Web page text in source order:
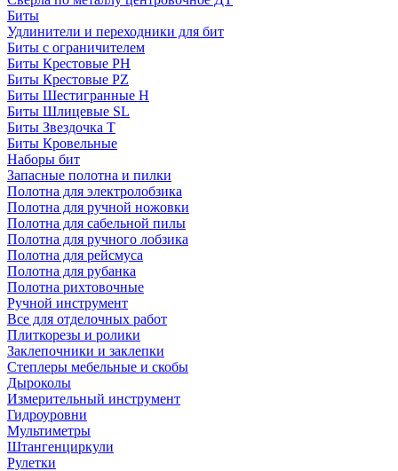
Биты
Удлинители и переходники для бит
Биты с ограничителем
Биты Крестовые PH
Биты Крестовые PZ
Биты Шестигранные H
Биты Шлицевые SL
Биты Звездочка T
Биты Кровельные
Наборы бит
Запасные полотна и пилки
Полотна для электролобзика
Полотна для ручной ножовки
Полотна для сабельной пилы
Полотна для ручного лобзика
Полотна для рейсмуса
Полотна для рубанка
Полотна рихтовочные
Ручной инструмент
Все для отделочных работ
Плиткорезы и ролики
Заклепочники и заклепки
Степлеры мебельные и скобы
Дыроколы
Измерительный инструмент
Гидроуровни
Мультиметры
Штангенциркули
Рулетки